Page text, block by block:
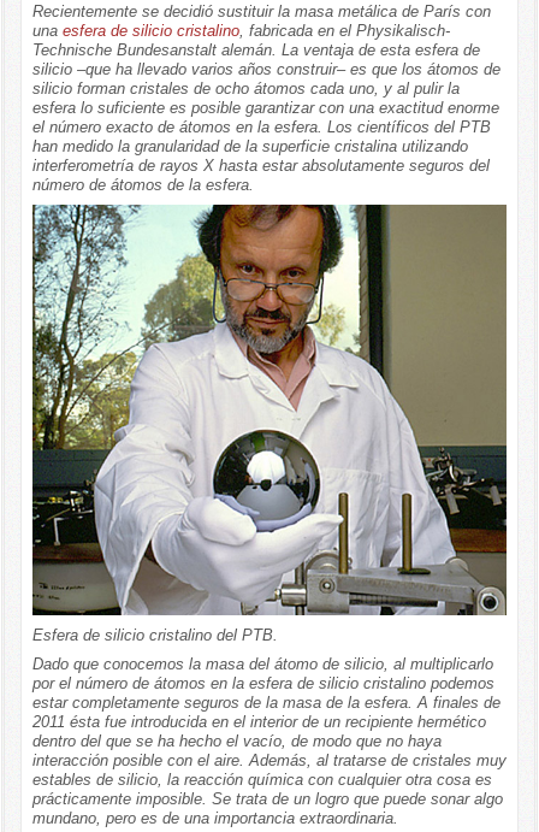
Recientemente se decidió sustituir la masa metálica de París con
una esfera de silicio cristalino, fabricada en el Physikalisch-
Technische Bundesanstalt alemán. La ventaja de esta esfera de
silicio –que ha llevado varios años construir– es que los átomos de
silicio forman cristales de ocho átomos cada uno, y al pulir la
esfera lo suficiente es posible garantizar con una exactitud enorme
el número exacto de átomos en la esfera. Los científicos del PTB
han medido la granularidad de la superficie cristalina utilizando
interferometría de rayos X hasta estar absolutamente seguros del
número de átomos de la esfera.
Esfera de silicio cristalino del PTB.
Dado que conocemos la masa del átomo de silicio, al multiplicarlo
por el número de átomos en la esfera de silicio cristalino podemos
estar completamente seguros de la masa de la esfera. A finales de
2011 ésta fue introducida en el interior de un recipiente hermético
dentro del que se ha hecho el vacío, de modo que no haya
interacción posible con el aire. Además, al tratarse de cristales muy
estables de silicio, la reacción química con cualquier otra cosa es
prácticamente imposible. Se trata de un logro que puede sonar algo
mundano, pero es de una importancia extraordinaria.